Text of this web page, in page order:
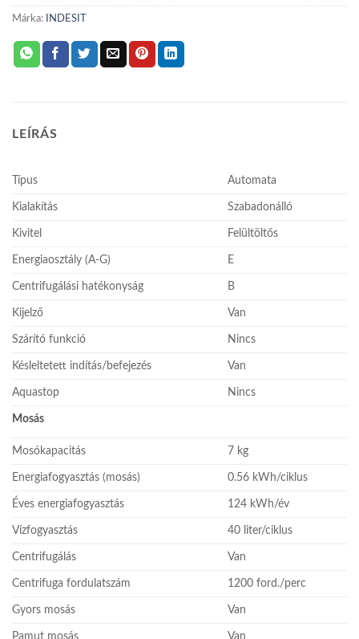
Márka: INDESIT
LEÍRÁS
Típus Automata
Kialakítás Szabadonálló
Kivitel Felültöltős
Energiaosztály (A-G) E
Centrifugálási hatékonyság B
Kijelző Van
Szárító funkció Nincs
Késleltetett indítás/befejezés Van
Aquastop Nincs
Mosás
Mosókapacitás 7 kg
Energiafogyasztás (mosás) 0.56 kWh/ciklus
Éves energiafogyasztás 124 kWh/év
Vízfogyasztás 40 liter/ciklus
Centrifugálás Van
Centrifuga fordulatszám 1200 ford./perc
Gyors mosás Van
Pamut mosás Van